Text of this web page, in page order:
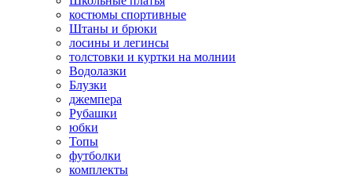
костюмы спортивные
Штаны и брюки
лосины и легинсы
толстовки и куртки на молнии
Водолазки
Блузки
джемпера
Рубашки
юбки
Топы
футболки
комплекты